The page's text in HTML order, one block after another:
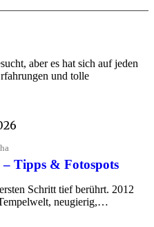
aber es hat sich auf jeden
und tolle
Tipps & Fotospots
Schritt tief berührt. 2012
neugierig,…